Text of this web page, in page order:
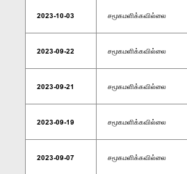
2023-10-03 சமூகமளிக்கவில்லை
2023-09-22 சமூகமளிக்கவில்லை
2023-09-21 சமூகமளிக்கவில்லை
2023-09-19 சமூகமளிக்கவில்லை
2023-09-07 சமூகமளிக்கவில்லை